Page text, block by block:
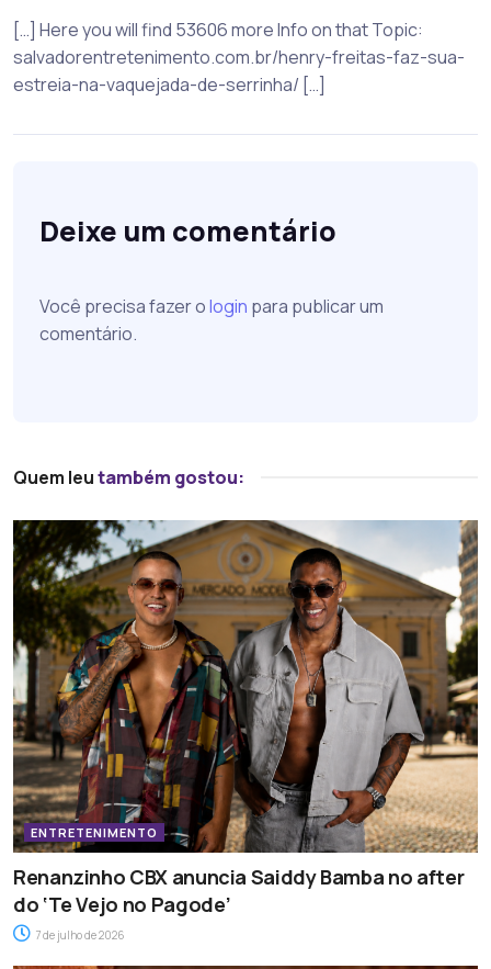
[…] Here you will find 53606 more Info on that Topic:
salvadorentretenimento.com.br/henry-freitas-faz-sua-
estreia-na-vaquejada-de-serrinha/ […]
Deixe um comentário
Você precisa fazer ologin para publicar um
comentário.
Quem leutambém gostou:
ENTRETENIMENTO
Renanzinho CBX anuncia Saiddy Bamba no after
do ‘Te Vejo no Pagode’
7 de julho de 2026